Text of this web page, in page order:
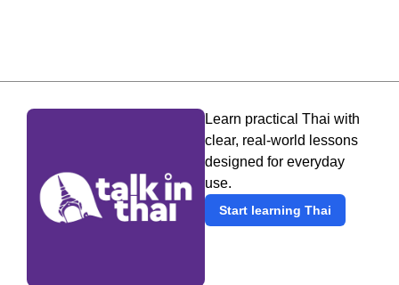
Learn practical Thai with
clear, real-world lessons
designed for everyday
use.
Start learning Thai